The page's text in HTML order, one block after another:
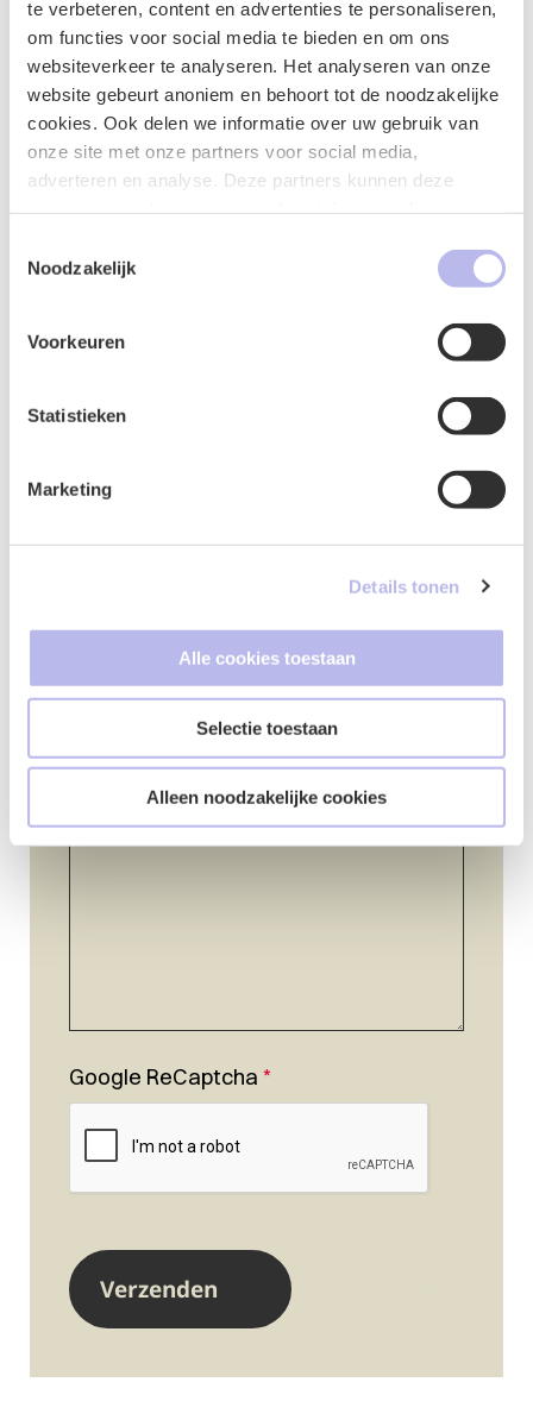
te verbeteren, content en advertenties te personaliseren,
om functies voor social media te bieden en om ons
websiteverkeer te analyseren. Het analyseren van onze
website gebeurt anoniem en behoort tot de noodzakelijke
cookies. Ook delen we informatie over uw gebruik van
onze site met onze partners voor social media,
adverteren en analyse. Deze partners kunnen deze
uw gebruik van hun services.
Noodzakelijk
Voorkeuren
Statistieken
Marketing
Details tonen
Alle cookies toestaan
Selectie toestaan
Alleen noodzakelijke cookies
Naam
E-mailadres
Vraag of opmerking*
Google ReCaptcha *